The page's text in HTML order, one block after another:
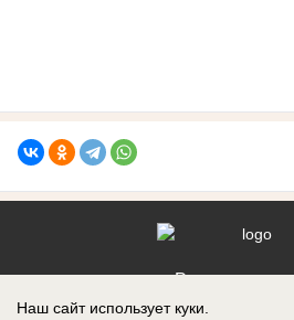
Реклама на
Наш сайт использует куки.